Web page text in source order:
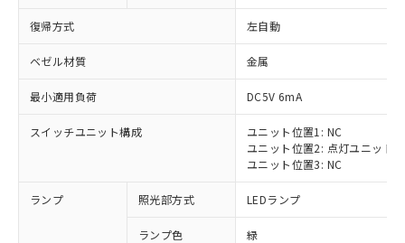
復帰方式 左自動
ベゼル材質 金属
最小適用負荷 DC5V 6mA
スイッチユニット構成
ユニット位置1: NC
ユニット位置2: 点灯ユニット
ユニット位置3: NC
ランプ 照光部方式 LEDランプ
ランプ色 緑